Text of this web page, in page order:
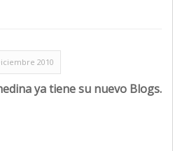
2010
ya tiene su nuevo Blogs.